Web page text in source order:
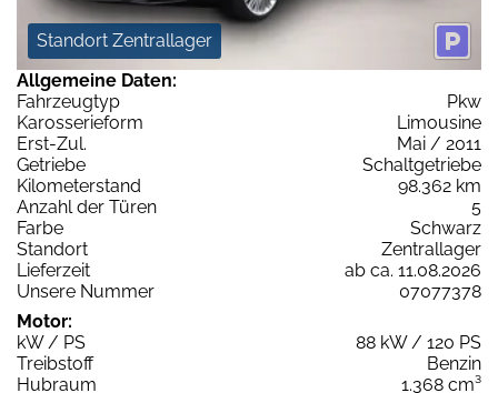
Standort Zentrallager
Allgemeine Daten:
Fahrzeugtyp
Pkw
Karosserieform
Limousine
Erst-Zul.
Mai / 2011
Getriebe
Schaltgetriebe
Kilometerstand
98.362 km
Anzahl der Türen
5
Farbe
Schwarz
Standort
Zentrallager
Lieferzeit
ab ca. 11.08.2026
Unsere Nummer
07077378
Motor:
kW / PS
88 kW / 120 PS
Treibstoff
Benzin
Hubraum
1.368 cm³